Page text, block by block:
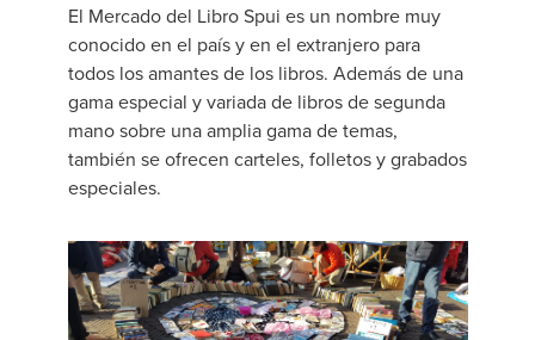
El Mercado del Libro Spui es un nombre muy
conocido en el país y en el extranjero para
todos los amantes de los libros. Además de una
gama especial y variada de libros de segunda
mano sobre una amplia gama de temas,
también se ofrecen carteles, folletos y grabados
especiales.